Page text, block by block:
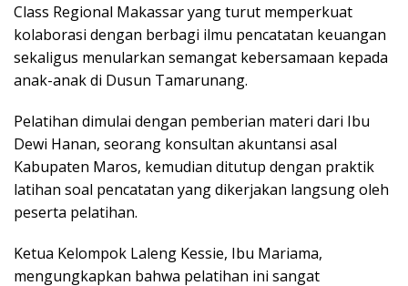
Class Regional Makassar yang turut memperkuat
kolaborasi dengan berbagi ilmu pencatatan keuangan
sekaligus menularkan semangat kebersamaan kepada
anak-anak di Dusun Tamarunang.
Pelatihan dimulai dengan pemberian materi dari Ibu
Dewi Hanan, seorang konsultan akuntansi asal
Kabupaten Maros, kemudian ditutup dengan praktik
latihan soal pencatatan yang dikerjakan langsung oleh
peserta pelatihan.
Ketua Kelompok Laleng Kessie, Ibu Mariama,
mengungkapkan bahwa pelatihan ini sangat